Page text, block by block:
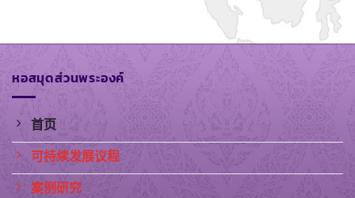
หอสมุดส่วนพระองค์
首页
可持续发展议程
案例研究